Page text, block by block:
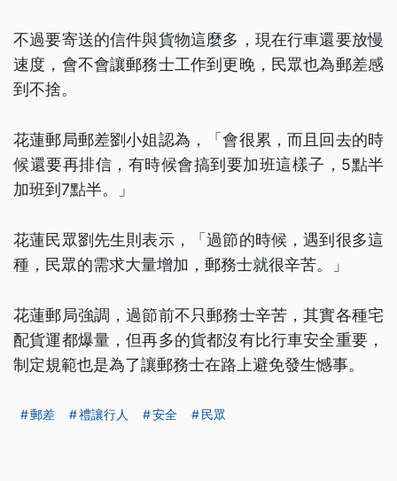
不過要寄送的信件與貨物這麼多，現在行車還要放慢
速度，會不會讓郵務士工作到更晚，民眾也為郵差感
到不捨。
花蓮郵局郵差劉小姐認為，「會很累，而且回去的時
候還要再排信，有時候會搞到要加班這樣子，5點半
加班到7點半。」
花蓮民眾劉先生則表示，「過節的時候，遇到很多這
種，民眾的需求大量增加，郵務士就很辛苦。」
花蓮郵局強調，過節前不只郵務士辛苦，其實各種宅
配貨運都爆量，但再多的貨都沒有比行車安全重要，
制定規範也是為了讓郵務士在路上避免發生憾事。
郵差 禮讓行人 安全 民眾